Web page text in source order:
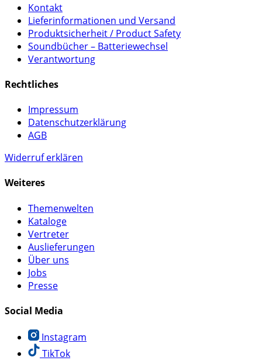
Kontakt
Lieferinformationen und Versand
Produktsicherheit / Product Safety
Soundbücher – Batteriewechsel
Verantwortung
Rechtliches
Impressum
Datenschutzerklärung
AGB
Widerruf erklären
Weiteres
Themenwelten
Kataloge
Vertreter
Auslieferungen
Über uns
Jobs
Presse
Social Media
Instagram
TikTok